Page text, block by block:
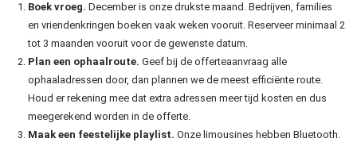
Boek vroeg. December is onze drukste maand. Bedrijven, families
en vriendenkringen boeken vaak weken vooruit. Reserveer minimaal 2
tot 3 maanden vooruit voor de gewenste datum.
Plan een ophaalroute. Geef bij de offerteaanvraag alle
ophaaladressen door, dan plannen we de meest efficiënte route.
Houd er rekening mee dat extra adressen meer tijd kosten en dus
meegerekend worden in de offerte.
Maak een feestelijke playlist. Onze limousines hebben Bluetooth.